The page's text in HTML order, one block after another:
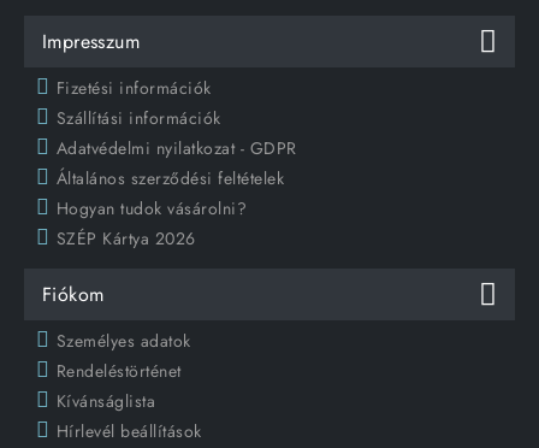
Impresszum
Fizetési információk
Szállítási információk
Adatvédelmi nyilatkozat - GDPR
Általános szerződési feltételek
Hogyan tudok vásárolni?
SZÉP Kártya 2026
Fiókom
Személyes adatok
Rendeléstörténet
Kívánságlista
Hírlevél beállítások